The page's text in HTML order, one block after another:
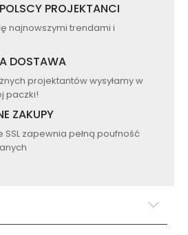
PROJEKTANCI
najnowszymi trendami i
DOSTAWA
projektantów wysyłamy w
paczki!
ZAKUPY
SSL zapewnia pełną poufność